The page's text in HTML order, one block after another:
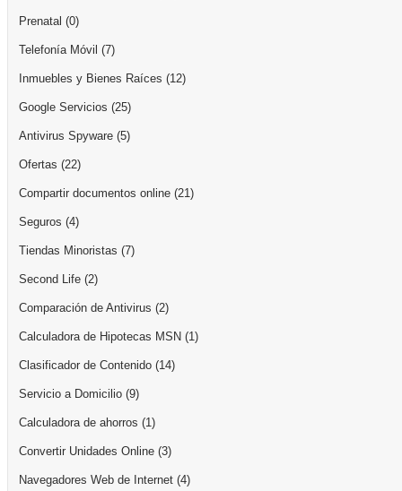
Prenatal (0)
Telefonía Móvil (7)
Inmuebles y Bienes Raíces (12)
Google Servicios (25)
Antivirus Spyware (5)
Ofertas (22)
Compartir documentos online (21)
Seguros (4)
Tiendas Minoristas (7)
Second Life (2)
Comparación de Antivirus (2)
Calculadora de Hipotecas MSN (1)
Clasificador de Contenido (14)
Servicio a Domicilio (9)
Calculadora de ahorros (1)
Convertir Unidades Online (3)
Navegadores Web de Internet (4)